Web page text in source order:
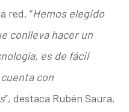
red. “Hemos elegido
conlleva hacer un
es de fácil
con
”, destaca Rubén Saura,